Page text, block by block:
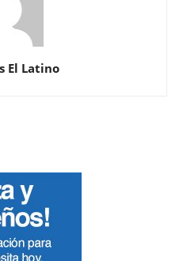
El Latino